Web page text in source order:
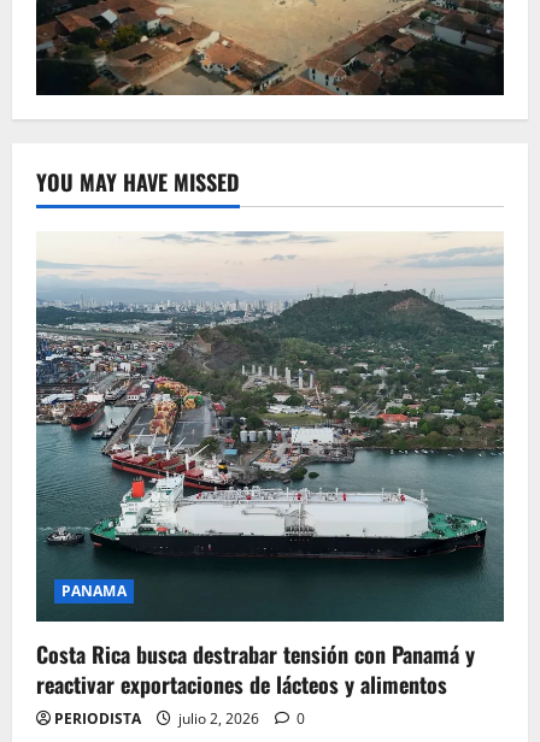
YOU MAY HAVE MISSED
PANAMA
Costa Rica busca destrabar tensión con Panamá y
reactivar exportaciones de lácteos y alimentos
PERIODISTA julio 2, 2026 0